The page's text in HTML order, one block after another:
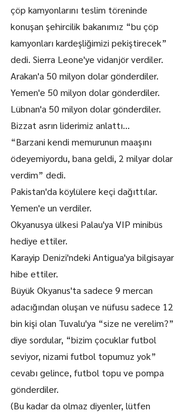
çöp kamyonlarını teslim töreninde
konuşan şehircilik bakanımız “bu çöp
kamyonları kardeşliğimizi pekiştirecek”
dedi. Sierra Leone'ye vidanjör verdiler.
Arakan'a 50 milyon dolar gönderdiler.
Yemen'e 50 milyon dolar gönderdiler.
Lübnan'a 50 milyon dolar gönderdiler.
Bizzat asrın liderimiz anlattı…
“Barzani kendi memurunun maaşını
ödeyemiyordu, bana geldi, 2 milyar dolar
verdim” dedi.
Pakistan'da köylülere keçi dağıttılar.
Yemen'e un verdiler.
Okyanusya ülkesi Palau'ya VIP minibüs
hediye ettiler.
Karayip Denizi'ndeki Antigua'ya bilgisayar
hibe ettiler.
Büyük Okyanus'ta sadece 9 mercan
adacığından oluşan ve nüfusu sadece 12
bin kişi olan Tuvalu'ya “size ne verelim?”
diye sordular, “bizim çocuklar futbol
seviyor, nizami futbol topumuz yok”
cevabı gelince, futbol topu ve pompa
gönderdiler.
(Bu kadar da olmaz diyenler, lütfen